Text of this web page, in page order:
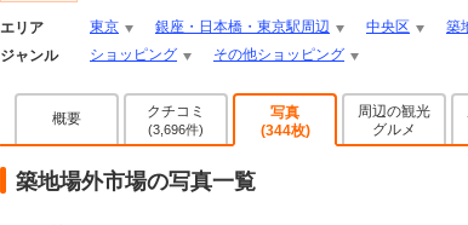
エリア 東京 銀座・日本橋・東京駅周辺 中央区
築
ジャンル
ショッピング その他ショッピング
概要 クチコミ
(3,696件)
写真
(344枚)
周辺の観光
グルメ
築地場外市場の写真一覧